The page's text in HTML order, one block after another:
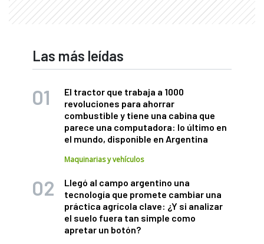
Las más leídas
El tractor que trabaja a 1000
revoluciones para ahorrar
combustible y tiene una cabina que
parece una computadora: lo último en
el mundo, disponible en Argentina
Maquinarias y vehículos
Llegó al campo argentino una
tecnología que promete cambiar una
práctica agrícola clave: ¿Y si analizar
el suelo fuera tan simple como
apretar un botón?